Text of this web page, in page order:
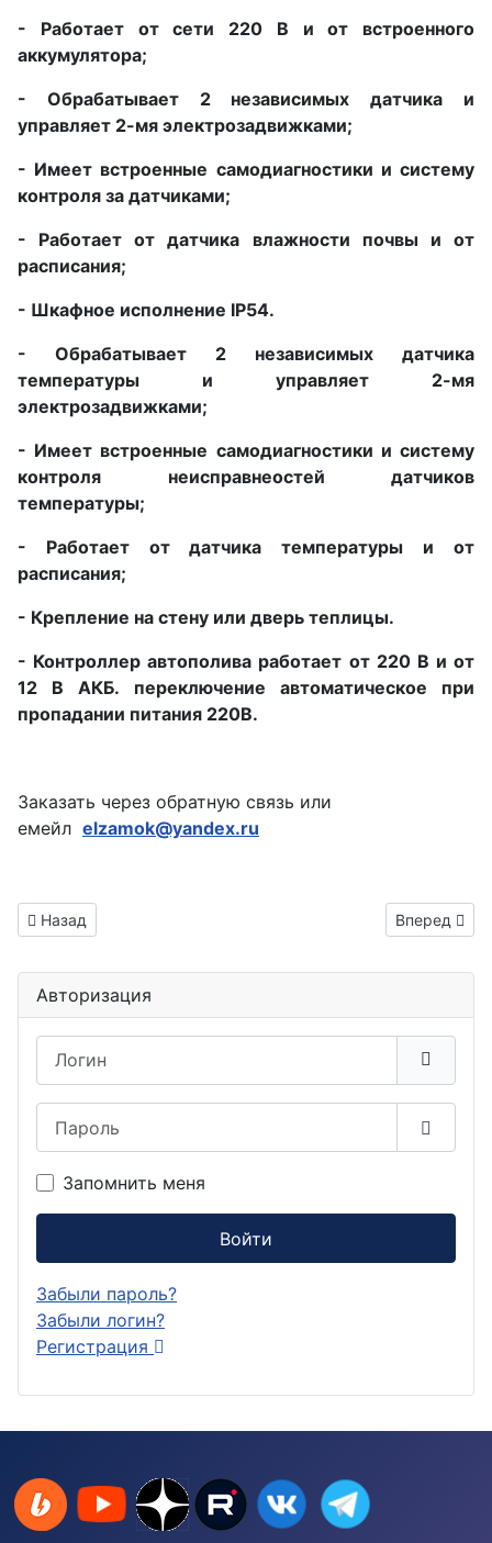
- Работает от сети 220 В и от встроенного
аккумулятора;
- Обрабатывает 2 независимых датчика и
управляет 2-мя электрозадвижками;
- Имеет встроенные самодиагностики и систему
контроля за датчиками;
- Работает от датчика влажности почвы и от
расписания;
- Шкафное исполнение IP54.
- Обрабатывает 2 независимых датчика
температуры и управляет 2-мя
электрозадвижками;
- Имеет встроенные самодиагностики и систему
контроля неисправнеостей датчиков
температуры;
- Работает от датчика температуры и от
расписания;
- Крепление на стену или дверь теплицы.
- Контроллер автополива работает от 220 В и от
12 В АКБ. переключение автоматическое при
пропадании питания 220В.
Заказать через обратную связь или
емейл elzamok@yandex.ru
Информация о материале
Предыдущий: Автоматический полив Звенигово
Назад Следующий:
Вперед
Авторизация
Запомнить меня
Войти
Забыли пароль?
Забыли логин?
Регистрация